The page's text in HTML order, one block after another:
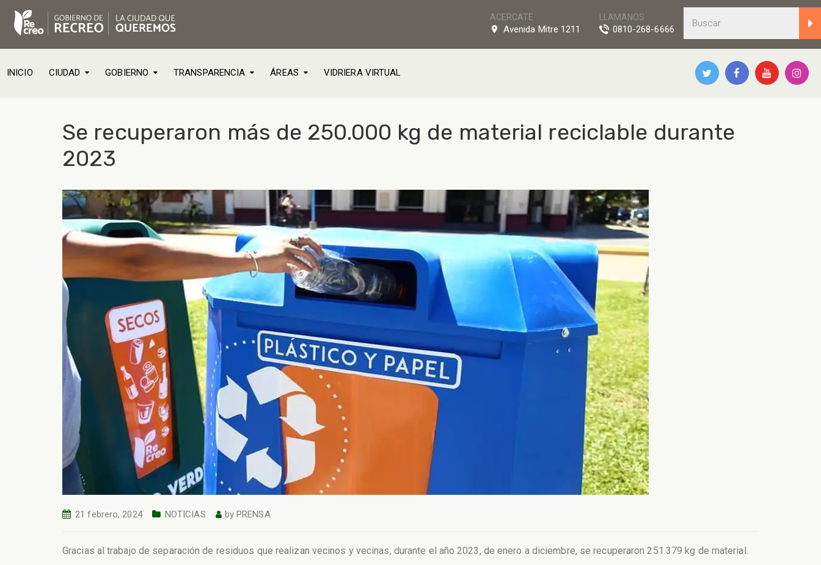
LLAMANOS
0810-268-6666
ACERCATE
Avenida Mitre 1211
INICIO CIUDAD GOBIERNO TRANSPARENCIA ÁREAS VIDRIERA VIRTUAL
Se recuperaron más de 250.000 kg de material reciclable durante
2023
21 febrero, 2024 NOTICIAS byPRENSA
Gracias al trabajo de separación de residuos que realizan vecinos y vecinas, durante el año 2023, de enero a diciembre, se recuperaron 251.379 kg de material.